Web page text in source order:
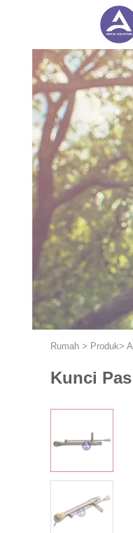
Rumah > Produk>
Kunci